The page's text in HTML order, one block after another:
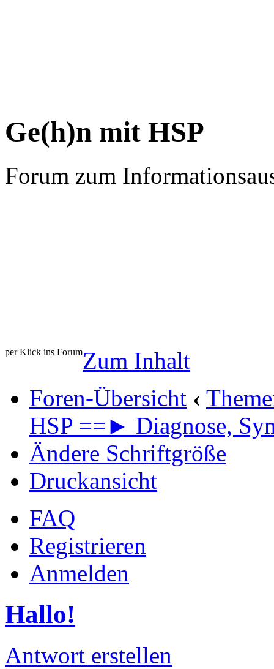
Ge(h)n mit HSP
Forum zum
per Klick ins ForumZum Inhalt
Foren-Übersicht ‹
HSP ==► Diagnose,
Ändere Schriftgröße
Druckansicht
FAQ
Registrieren
Anmelden
Hallo!
Antwort erstellen